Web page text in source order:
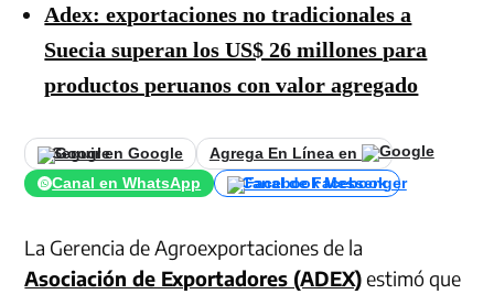
Adex: exportaciones no tradicionales a
Suecia superan los US$ 26 millones para
productos peruanos con valor agregado
Seguir en Google
Agrega En Línea en
Canal en WhatsApp
Canal de Facebook
La Gerencia de Agroexportaciones de la
Asociación de Exportadores (ADEX)estimó que